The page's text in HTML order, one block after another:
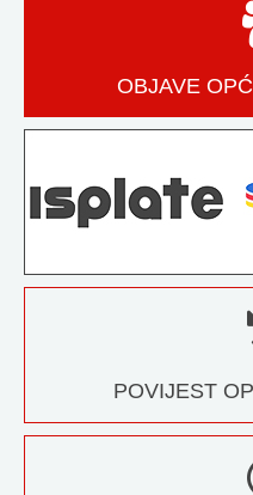
OBJAVE
POVIJEST